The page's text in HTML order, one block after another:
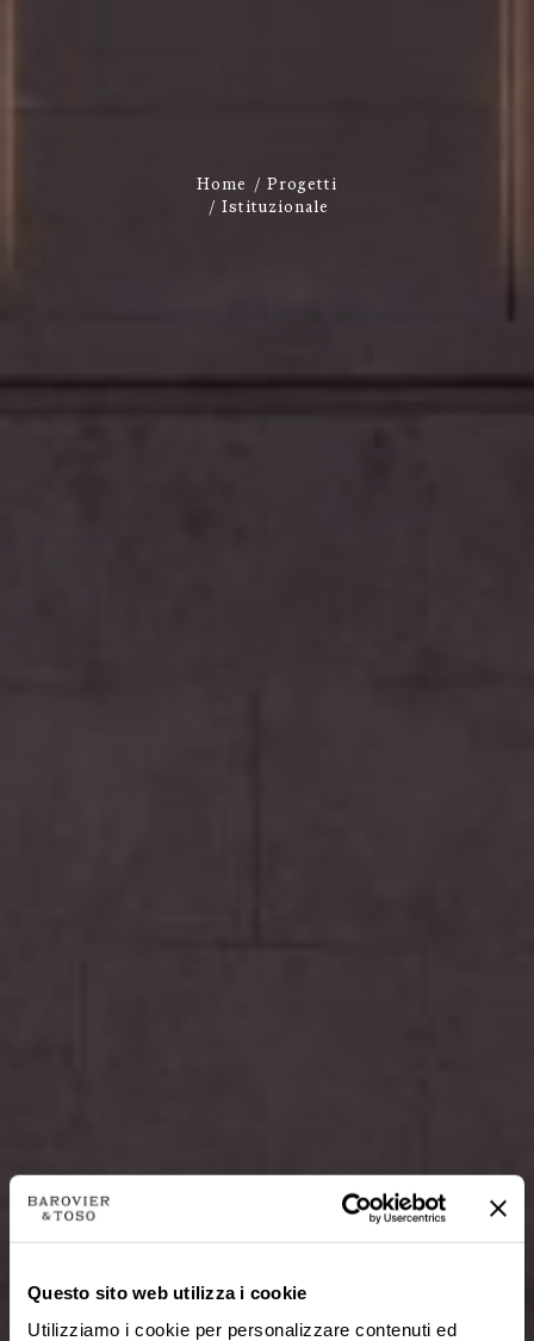
Questo sito web utilizza i cookie
Utilizziamo i cookie per personalizzare contenuti ed
Home
Progetti
Istituzionale